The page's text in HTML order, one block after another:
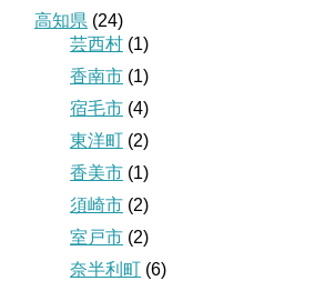
高知県 (24)
芸西村 (1)
香南市 (1)
宿毛市 (4)
東洋町 (2)
香美市 (1)
須崎市 (2)
室戸市 (2)
奈半利町 (6)